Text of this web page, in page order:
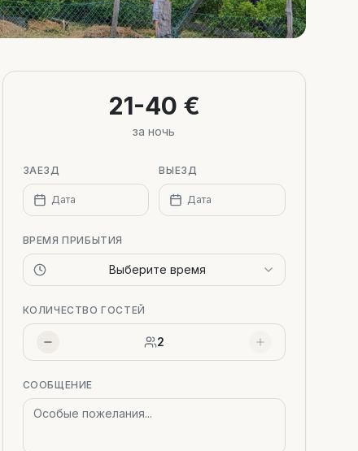
21-40 €
за ночь
ЗАЕЗД
Дата
ВЫЕЗД
Дата
ВРЕМЯ ПРИБЫТИЯ
Выберите время
КОЛИЧЕСТВО ГОСТЕЙ
2
СООБЩЕНИЕ